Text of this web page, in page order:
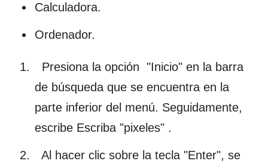
Calculadora.
Ordenador.
Presiona la opción "Inicio" en la barra
de búsqueda que se encuentra en la
parte inferior del menú. Seguidamente,
escribe Escriba "pixeles" .
Al hacer clic sobre la tecla "Enter", se